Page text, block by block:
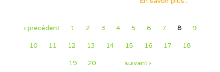
‹ précédent 1 2 3 4 5 6 7 8 9
10 11 12 13 14 15 16 17 18
19 20 … suivant ›